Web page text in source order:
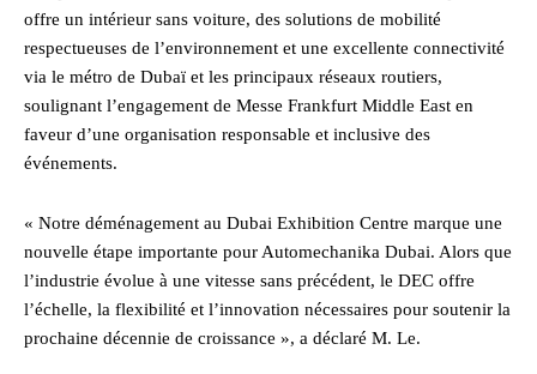
offre un intérieur sans voiture, des solutions de mobilité
respectueuses de l’environnement et une excellente connectivité
via le métro de Dubaï et les principaux réseaux routiers,
soulignant l’engagement de Messe Frankfurt Middle East en
faveur d’une organisation responsable et inclusive des
événements.
« Notre déménagement au Dubai Exhibition Centre marque une
nouvelle étape importante pour Automechanika Dubai. Alors que
l’industrie évolue à une vitesse sans précédent, le DEC offre
l’échelle, la flexibilité et l’innovation nécessaires pour soutenir la
prochaine décennie de croissance », a déclaré M. Le.